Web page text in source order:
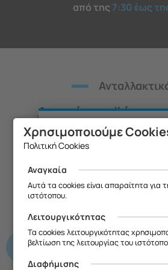
από της7:30 έως
Λοιπά προϊόντα
Χρησιμοποιούμε
Πολιτική Cookies
Αναγκαία
Αυτά τα cookies είναι απαραίτητα για
ιστότοπου.
Λειτουργικότητας
Τα cookies λειτουργικότητας
βελτίωση της λειτουργίας του
Διαφήμισης
Θα θέλαμε να σας
κλειστή από13/08 έως
Σας ευχαριστούμε για
κατανόηση και σας
καλοκαίρι!